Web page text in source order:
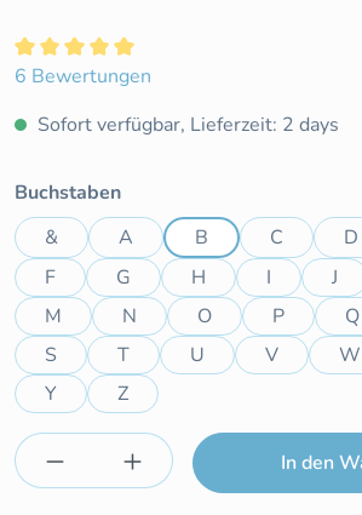
Durchschnittliche Bewertung von 5 von
6 Bewertungen
Sofort verfügbar, Lieferzeit: 2 days
Buchstabenauswählen
&
A B C D
F
G H I J
M
N O P Q
S
T U V W
Y
Z
Produkt Anzahl: Gib denIn den